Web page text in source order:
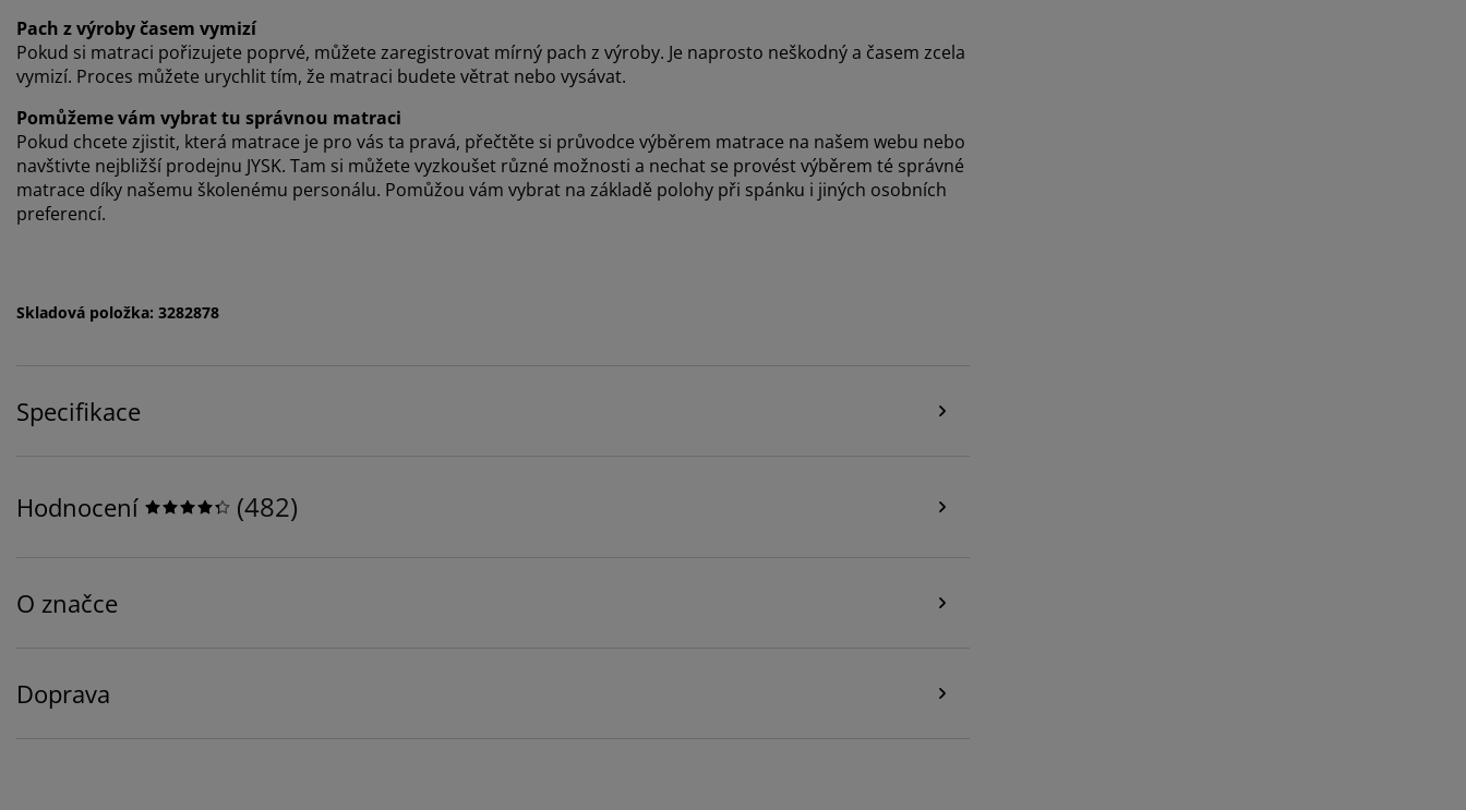
Pach z výroby časem vymizí
Pokud si matraci pořizujete poprvé, můžete zaregistrovat mírný pach z výroby. Je naprosto neškodný a časem zcela
vymizí. Proces můžete urychlit tím, že matraci budete větrat nebo vysávat.
Pomůžeme vám vybrat tu správnou matraci
Pokud chcete zjistit, která matrace je pro vás ta pravá, přečtěte si průvodce výběrem matrace na našem webu nebo
navštivte nejbližší prodejnu JYSK. Tam si můžete vyzkoušet různé možnosti a nechat se provést výběrem té správné
matrace díky našemu školenému personálu. Pomůžou vám vybrat na základě polohy při spánku i jiných osobních
preferencí.
Skladová položka: 3282878
Specifikace
Hodnocení (482)
O značce
Doprava